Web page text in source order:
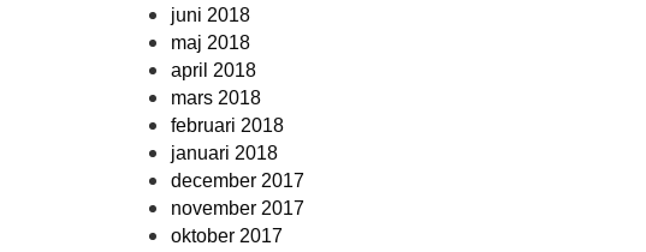
juni 2018
maj 2018
april 2018
mars 2018
februari 2018
januari 2018
december 2017
november 2017
oktober 2017